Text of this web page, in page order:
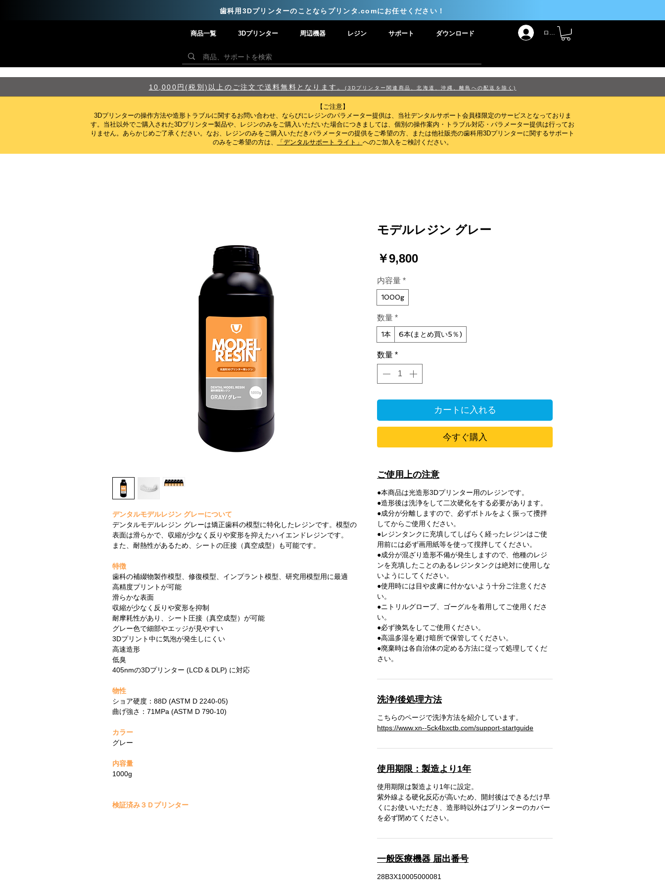
歯科用3Dプリンターのことならプリンタ.comにお任せください！
商品一覧 3Dプリンター 周辺機器 レジン サポート ダウンロード ログイン
10,000円(税別)以上のご注文で送料無料となります。(3Dプリンター関連商品、北海道、沖縄、離島への配送を除く)
【ご注意】
3Dプリンターの操作方法や造形トラブルに関するお問い合わせ、ならびにレジンのパラメーター提供は、当社デンタルサポート会員様限定のサービスとなっておりま
す。当社以外でご購入された3Dプリンター製品や、レジンのみをご購入いただいた場合につきましては、個別の操作案内・トラブル対応・パラメーター提供は行ってお
りません。 あらかじめご了承ください。なお、レジンのみをご購入いただきパラメーターの提供をご希望の方、または他社販売の歯科用3Dプリンターに関するサポート
のみをご希望の方は、
「デンタルサポート ライト」 へのご加入をご検討ください。
デンタルモデルレジン グレーについて
デンタルモデルレジン グレーは矯正歯科の模型に特化したレジンです。模型の
表面は滑らかで、収縮が少なく反りや変形を抑えたハイエンドレジンです。
また、耐熱性があるため、シートの圧接（真空成型）も可能です。
特徴
歯科の補綴物製作模型、修復模型、インプラント模型、研究用模型用に最適
高精度プリントが可能
滑らかな表面
収縮が少なく反りや変形を抑制
耐摩耗性があり、シート圧接（真空成型）が可能
グレー色で細部やエッジが見やすい
3Dプリント中に気泡が発生しにくい
高速造形
低臭
405nmの3Dプリンター (LCD & DLP) に対応
物性
ショア硬度：88D (ASTM D 2240-05)
曲げ強さ：71MPa (ASTM D 790-10)
カラー
グレー
内容量
1000g
検証済み３Ｄプリンター
モデルレジン グレー
￥9,800価
内容量 *
1000g
数量 *
1本 6本(まとめ買い5％)
数量 *
カートに入れる
今すぐ購入
ご使用上の注意
●本商品は光造形3Dプリンター用のレジンです。
●造形後は洗浄をして二次硬化をする必要があります。
●成分が分離しますので、必ずボトルをよく振って攪拌
してからご使用ください。
●レジンタンクに充填してしばらく経ったレジンはご使
用前には必ず画用紙等を使って撹拌してください。
●成分が混ざり造形不備が発生しますので、他種のレジ
ンを充填したことのあるレジンタンクは絶対に使用しな
いようにしてください。
●使用時には目や皮膚に付かないよう十分ご注意くださ
い。
●ニトリルグローブ、ゴーグルを着用してご使用くださ
い。
●必ず換気をしてご使用ください。
●高温多湿を避け暗所で保管してください。
●廃棄時は各自治体の定める方法に従って処理してくだ
さい。
洗浄/後処理方法
こちらのページで洗浄方法を紹介しています。
https://www.xn--5ck4bxctb.com/support-startguide
使用期限：製造より1年
使用期限は製造より1年に設定。
紫外線よる硬化反応が高いため、開封後はできるだけ早
くにお使いいただき、造形時以外はプリンターのカバー
を必ず閉めてください。
一般医療機器 届出番号
28B3X10005000081